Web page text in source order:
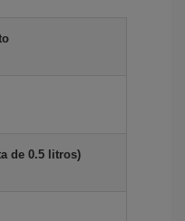
de 0.5 litros)